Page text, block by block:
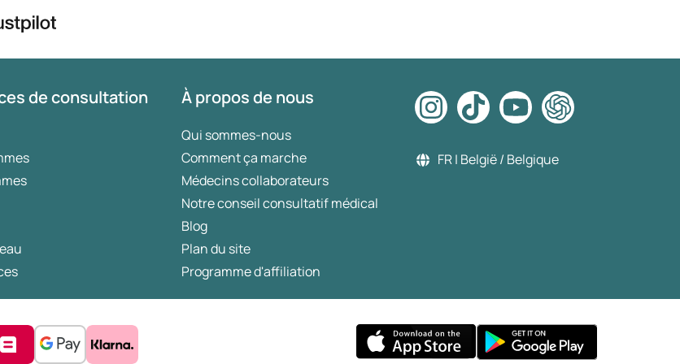
de consultation À propos de nous
Qui sommes-nous
Comment ça marche
Médecins collaborateurs
Notre conseil consultatif médical
Blog
Plan du site
Programme d'affiliation
FR | België / Belgique